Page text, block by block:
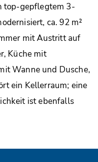
top-gepflegtem 3-
ca. 92 m²
mit Austritt auf
Küche mit
Wanne und Dusche,
ein Kellerraum; eine
ist ebenfalls